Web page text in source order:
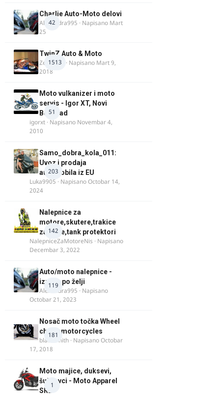
42
Charlie Auto-Moto delovi
Alexandra995 · Napisano Mart
25
1513
TwinZ Auto & Moto
Zeljkamp · Napisano Mart 9,
2018
51
Moto vulkanizer i moto
servis - Igor XT, Novi
Beograd
igorxt · Napisano Novembar 4,
2010
203
Samo_dobra_kola_011:
Uvoz i prodaja
automobila iz EU
Luka9905 · NapisanoOctobar 14,
2024
142
Nalepnice za
motore,skutere,trakice
za felne,tank protektori
NalepniceZaMotoreNis · Napisano
Decembar 3, 2022
119
Auto/moto nalepnice -
izrada po želji
Alexandra995 · Napisano
Octobar 21, 2023
181
Nosač moto točka Wheel
chock motorcycles
blacksmith · NapisanoOctobar
17, 2018
1
Moto majice, duksevi,
šuškavci - Moto Apparel
SRB